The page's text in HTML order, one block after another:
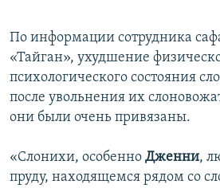
По информации сотрудника
«Тайган», ухудшение
психологического состояния
после увольнения их
они были очень привязаны.
«Слонихи, особенно Дженни,
пруду, находящемся рядом со